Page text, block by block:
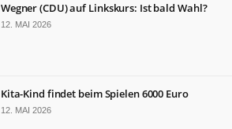
Wegner (CDU) auf Linkskurs: Ist bald Wahl?
12. MAI 2026
Kita-Kind findet beim Spielen 6000 Euro
12. MAI 2026